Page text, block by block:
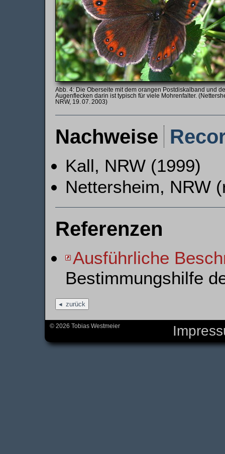
Die Oberseite mit dem orangen Postdiskalband und
Augenflecken darin ist typisch für viele Mohrenfalter.
NRW, 19. 07. 2003)
Nachweise
Kall, NRW (1999)
Nettersheim, NRW
Referenzen
Ausführliche
Bestimmungshilfe
zurück
© 2026 Tobias Westmeier